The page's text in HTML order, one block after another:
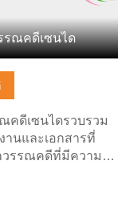
ดีเซนไดรวบรวม
านและเอกสารที่
วรรณคดีที่มีความ…
ณคดีเซนได